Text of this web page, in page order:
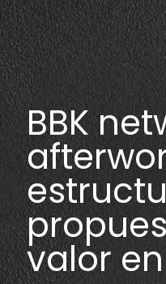
BBK
valor